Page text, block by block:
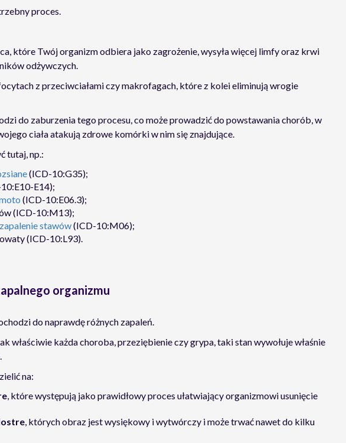
proces.
które Twój organizm odbiera jako zagrożenie, wysyła więcej limfy oraz krwi
odżywczych.
z przeciwciałami czy makrofagach, które z kolei eliminują wrogie
do zaburzenia tego procesu, co może prowadzić do powstawania chorób, w
ciała atakują zdrowe komórki w nim się znajdujące.
tutaj, np.:
(ICD-10:G35);
E14);
(ICD-10:E06.3);
(ICD-10:M13);
stawów(ICD-10:M06);
(ICD-10:L93).
organizmu
do naprawdę różnych zapaleń.
właściwie każda choroba, przeziębienie czy grypa, taki stan wywołuje właśnie
na:
, które występują jako prawidłowy proces ułatwiający organizmowi usunięcie
, których obraz jest wysiękowy i wytwórczy i może trwać nawet do kilku